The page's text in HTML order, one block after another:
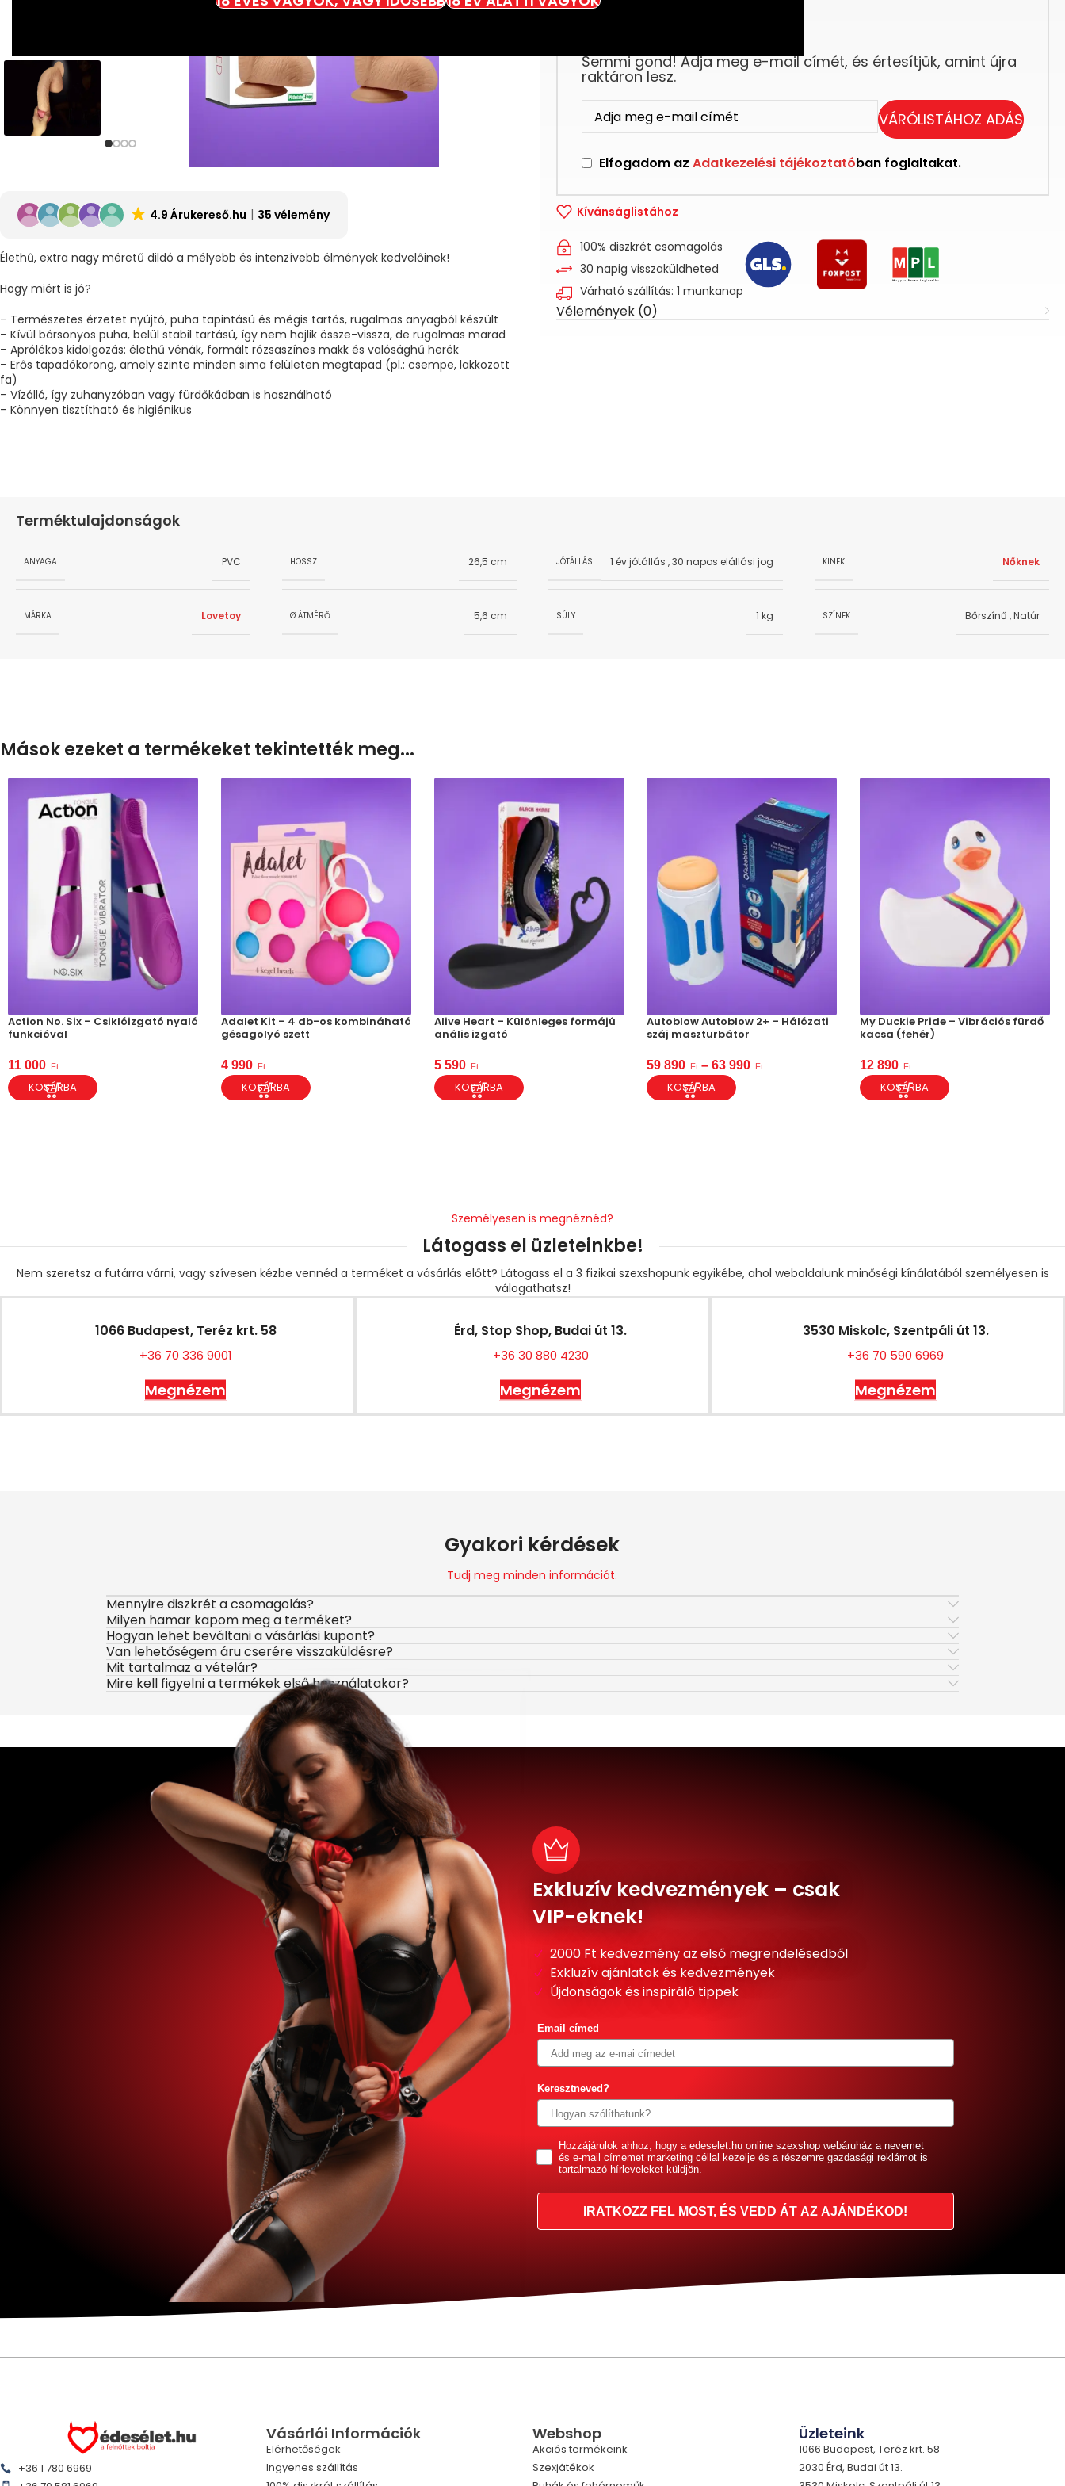
4.9 Árukereső.hu 35 vélemény
Élethű, extra nagy méretű dildó a mélyebb és intenzívebb élmények kedvelőinek!
Hogy miért is jó?
– Természetes érzetet nyújtó, puha tapintású és mégis tartós, rugalmas anyagból készült
– Kívül bársonyos puha, belül stabil tartású, így nem hajlik össze-vissza, de rugalmas marad
– Aprólékos kidolgozás: élethű vénák, formált rózsaszínes makk és valósághű herék
– Erős tapadókorong, amely szinte minden sima felületen megtapad (pl.: csempe, lakkozott
fa)
– Vízálló, így zuhanyzóban vagy fürdőkádban is használható
– Könnyen tisztítható és higiénikus
Semmi gond! Adja meg e-mail címét, és értesítjük, amint újra
raktáron lesz.
VÁRÓLISTÁHOZ ADÁS
Elfogadom az Adatkezelési tájékoztatóban foglaltakat.
Kívánságlistához
100% diszkrét csomagolás
30 napig visszaküldheted
Várható szállítás: 1 munkanap
Vélemények (0)
Terméktulajdonságok
ANYAGA PVC HOSSZ 26,5 cm JÓTÁLLÁS 1 év jótállás ,30 napos elállási jog KINEK Nőknek
MÁRKA Lovetoy Ø ÁTMÉRŐ 5,6 cm SÚLY 1 kg SZÍNEK Bőrszínű ,Natúr
Mások ezeket a termékeket tekintették meg...
Action No. Six – Csiklóizgató nyaló
funkcióval
11 000 Ft
KOSÁRBA
Adalet Kit – 4 db-os kombináható
gésagolyó szett
4 990 Ft
KOSÁRBA
Alive Heart – Különleges formájú
anális izgató
5 590 Ft
KOSÁRBA
Autoblow Autoblow 2+ – Hálózati
száj maszturbátor
59 890 Ft – 63 990 Ft
KOSÁRBA
My Duckie Pride – Vibrációs fürdő
kacsa (fehér)
12 890 Ft
KOSÁRBA
Személyesen is megnéznéd?
Látogass el üzleteinkbe!
Nem szeretsz a futárra várni, vagy szívesen kézbe vennéd a terméket a vásárlás előtt? Látogass el a 3 fizikai szexshopunk egyikébe, ahol weboldalunk minőségi kínálatából személyesen is
válogathatsz!
1066 Budapest, Teréz krt. 58
+36 70 336 9001
Megnézem
Érd, Stop Shop, Budai út 13.
+36 30 880 4230
Megnézem
3530 Miskolc, Szentpáli út 13.
+36 70 590 6969
Megnézem
Gyakori kérdések
Tudj meg minden információt.
Mennyire diszkrét a csomagolás?
Milyen hamar kapom meg a terméket?
Hogyan lehet beváltani a vásárlási kupont?
Van lehetőségem áru cserére visszaküldésre?
Mit tartalmaz a vételár?
Mire kell figyelni a termékek első használatakor?
Exkluzív kedvezmények – csak
VIP-eknek!
2000 Ft kedvezmény az első megrendelésedből
Exkluzív ajánlatok és kedvezmények
Újdonságok és inspiráló tippek
Email címed
Keresztneved?
GDPRHozzájárulok ahhoz, hogy a edeselet.hu online szexshop webáruház a nevemet
és e-mail címemet marketing céllal kezelje és a részemre gazdasági reklámot is
tartalmazó hírleveleket küldjön.
IRATKOZZ FEL MOST, ÉS VEDD ÁT AZ AJÁNDÉKOD!
+36 1 780 6969
Vásárlói Információk
Elérhetőségek
Ingyenes szállítás
Webshop
Akciós termékeink
Szexjátékok
Üzleteink
1066 Budapest, Teréz krt. 58
2030 Érd, Budai út 13.